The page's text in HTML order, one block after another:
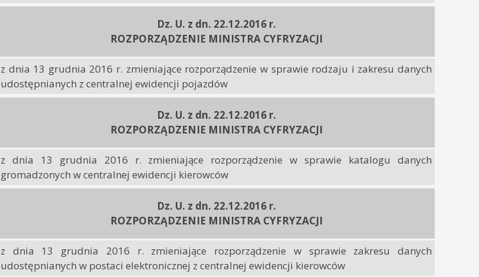
Dz. U. z dn. 22.12.2016 r.
ROZPORZĄDZENIE MINISTRA CYFRYZACJI
z dnia 13 grudnia 2016 r. zmieniające rozporządzenie w sprawie rodzaju i zakresu danych
udostępnianych z centralnej ewidencji pojazdów
Dz. U. z dn. 22.12.2016 r.
ROZPORZĄDZENIE MINISTRA CYFRYZACJI
z dnia 13 grudnia 2016 r. zmieniające rozporządzenie w sprawie katalogu danych
gromadzonych w centralnej ewidencji kierowców
Dz. U. z dn. 22.12.2016 r.
ROZPORZĄDZENIE MINISTRA CYFRYZACJI
z dnia 13 grudnia 2016 r. zmieniające rozporządzenie w sprawie zakresu danych
udostępnianych w postaci elektronicznej z centralnej ewidencji kierowców